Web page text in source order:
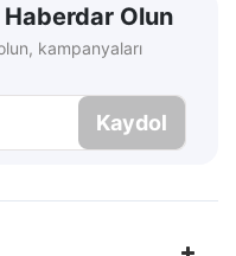
Haberdar Olun
kampanyaları
Kaydol